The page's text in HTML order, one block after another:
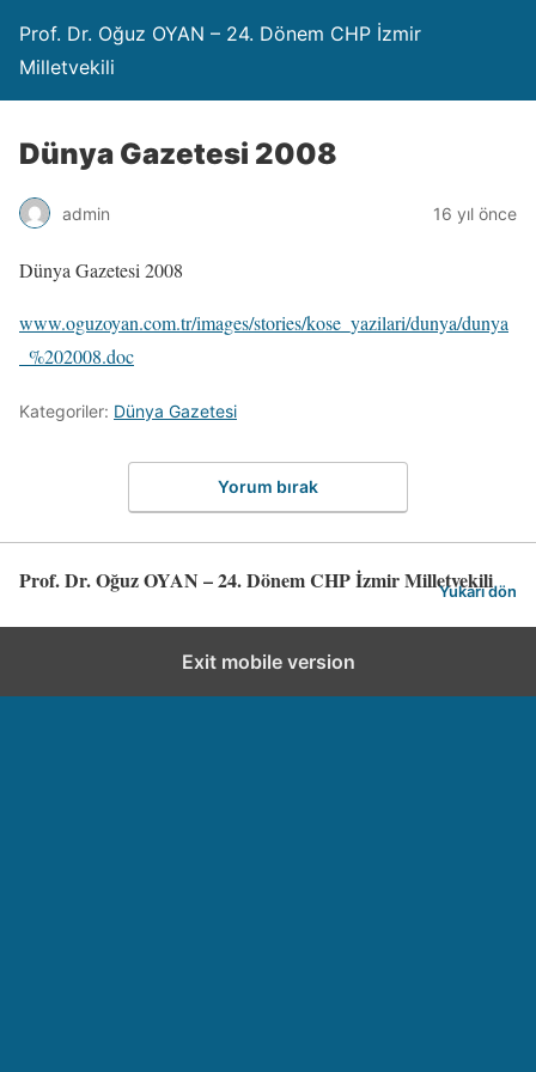
Prof. Dr. Oğuz OYAN – 24. Dönem CHP İzmir
Milletvekili
Dünya Gazetesi 2008
admin 16 yıl önce
Dünya Gazetesi 2008
www.oguzoyan.com.tr/images/stories/kose_yazilari/dunya/dunya
_%202008.doc
Kategoriler: Dünya Gazetesi
Yorum bırak
Prof. Dr. Oğuz OYAN – 24. Dönem CHP İzmir Milletvekili
Yukarı dön
Exit mobile version